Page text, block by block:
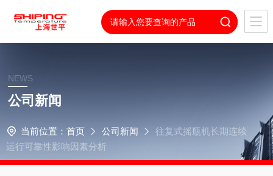
NEWS
公司新闻
当前位置： 首页 公司新闻
往复式摇瓶机长期连续
运行可靠性影响因素分析